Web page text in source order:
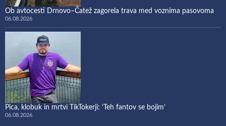
Ob avtocesti Drnovo–Čatež zagorela trava med voznima pasovoma
06.08.2026
Pica, klobuk in mrtvi TikTokerji: ‘Teh fantov se bojim’
06.08.2026